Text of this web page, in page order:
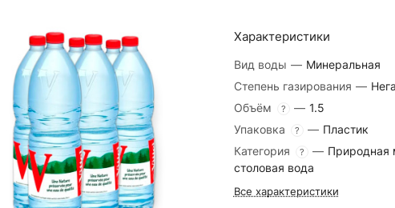
Характеристики
Вид воды — Минеральная
Степень газирования —
Объём
? — 1.5
Упаковка
? — Пластик
Категория
? — Природная
столовая вода
Все характеристики